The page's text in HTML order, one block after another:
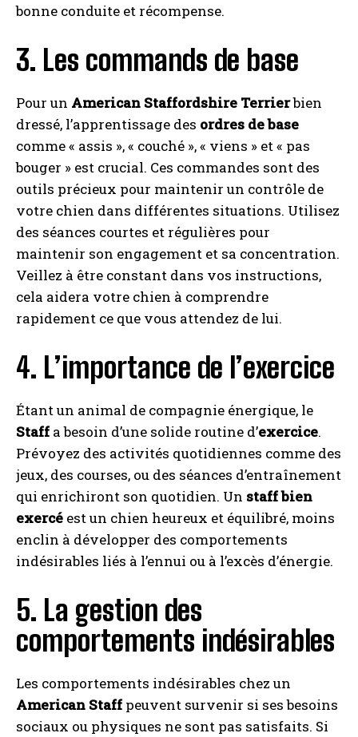
bonne conduite et récompense.
3. Les commands de base
Pour un American Staffordshire Terrierbien
dressé, l’apprentissage des ordres de base
comme « assis », « couché », « viens » et « pas
bouger » est crucial. Ces commandes sont des
outils précieux pour maintenir un contrôle de
votre chien dans différentes situations. Utilisez
des séances courtes et régulières pour
maintenir son engagement et sa concentration.
Veillez à être constant dans vos instructions,
cela aidera votre chien à comprendre
rapidement ce que vous attendez de lui.
4. L’importance de l’exercice
Étant un animal de compagnie énergique, le
Staff a besoin d’une solide routine d’exercice.
Prévoyez des activités quotidiennes comme des
jeux, des courses, ou des séances d’entraînement
qui enrichiront son quotidien. Un staff bien
exercé est un chien heureux et équilibré, moins
enclin à développer des comportements
indésirables liés à l’ennui ou à l’excès d’énergie.
5. La gestion des
comportements indésirables
Les comportements indésirables chez un
American Staff peuvent survenir si ses besoins
sociaux ou physiques ne sont pas satisfaits. Si